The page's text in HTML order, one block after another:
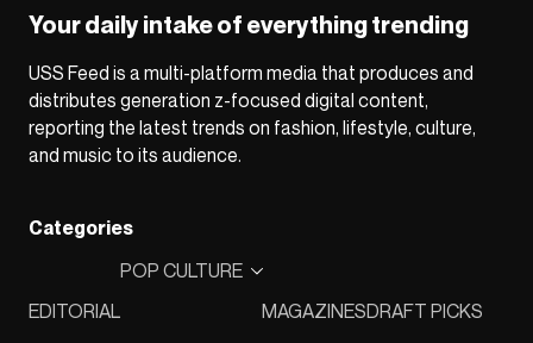
Your daily intake of everything trending
USS Feed is a multi-platform media that produces and
distributes generation z-focused digital content,
reporting the latest trends on fashion, lifestyle, culture,
and music to its audience.
Categories
EDITORIAL
POP CULTURE
MAGAZINESDRAFT PICKS